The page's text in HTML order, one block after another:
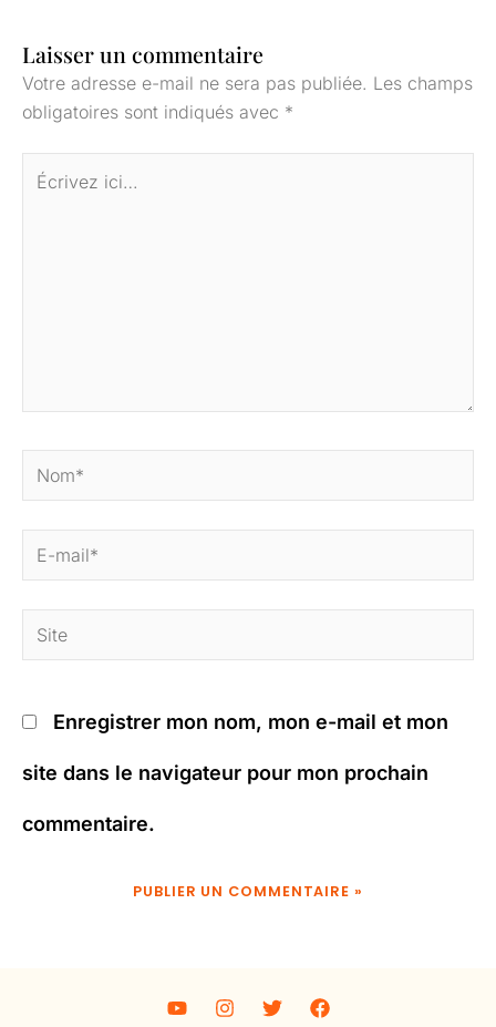
Laisser un commentaire
Votre adresse e-mail ne sera pas publiée. Les champs
obligatoires sont indiqués avec *
Écrivez
Nom*
E-
mail*
Site
Enregistrer mon nom, mon e-mail et mon
site dans le navigateur pour mon prochain
commentaire.